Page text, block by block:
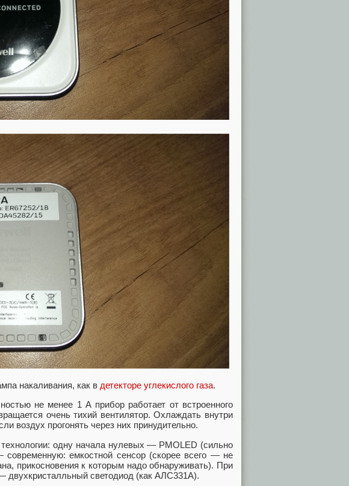
накаливания, как в детекторе углекислого газа.
не менее 1 А прибор работает от встроенного
очень тихий вентилятор. Охлаждать внутри
воздух прогонять через них принудительно.
технологии: одну начала нулевых — PMOLED (сильно
современную: емкостной сенсор (скорее всего — не
прикосновения к которым надо обнаруживать). При
светодиод (как АЛС331А).